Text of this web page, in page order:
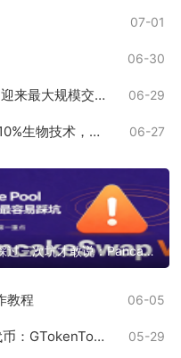
07-01
06-30
规模交易所清退 06-29
造子宫”和“膝盖再生” 06-27
踩过三次坑才敢说：PancakeSwap V3 Stable Pool 最容易翻车的不是手续费，是初始化
教程 06-05
用一键发币平台工具箱 05-29